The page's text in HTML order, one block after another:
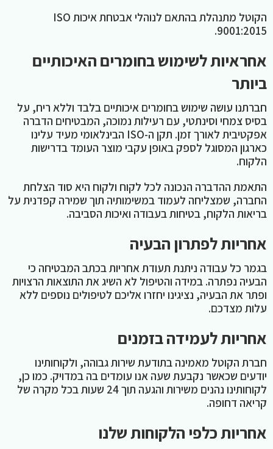
הקוטל מתנהלת בהתאם לנוהלי אבטחת איכות ISO
9001:2015.
אחראיות לשימוש בחומרים האיכותיים
ביותר
חברתנו עושה שימוש בחומרים איכותיים בלבד וללא ריח, על
בסיס צמחי וסינתטי, עם רעילות נמוכה, המבטיחים הדברה
אפקטיבית לאורך זמן. תקן ה-ISO הבינלאומי מעיד עלינו
כארגון המסוגל לספק באופן עקבי מוצר העומד בדרישות
הלקוח.
התאמת ההדברה הנכונה לכל לקוח ולקוח היא סוד הצלחת
החברה, שמצליחה לעמוד במשימותיה תוך שמירה קפדנית על
בריאות הלקוח, בטיחות בעבודה ואיכות הסביבה.
אחריות לפתרון הבעיה
בגמר כל עבודה ניתנת תעודת אחריות בכתב המבטיחה כי
הבעיה נפתרה. במידה והטיפול לא השיג את התוצאות הרצויות
ופתר את הבעיה, נציגינו יחזרו אליכם לטיפולים נוספים ללא
עלות מצדכם.
אחריות לעמידה בזמנים
חברת הקוטל מאמינה בתודעת שירות גבוהה, ולקוחותינו
יודעים שכאשר נקבעת שעה אנו עומדים בה במדויק. כמו כן,
לקוחותינו נהנים משירות והגעה תוך 24 שעות בכל מקרה של
קריאה דחופה.
אחריות כלפי הלקוחות שלנו